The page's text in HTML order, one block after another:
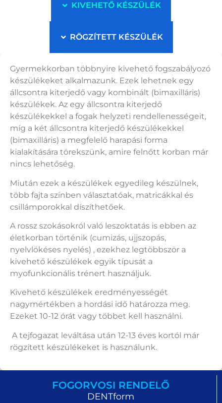
KIVEHETŐ KÉSZÜLÉK
RÖGZÍTETT KÉSZÜLÉK
Gyermekkorban többnyire kivehető fogszabályozó
készülékeket alkalmazunk. Ezek lehetnek egy
állcsontra kiterjedő vagy kombinált (bimaxilláris)
készülékek. Az egy állcsontra kiterjedő
készülékekkel a fogak helyzeti rendellenességeit,
míg a két állcsontra kiterjedő készülékekkel
(bimaxilláris) a megfelelő harapási forma
kialakítására törekszünk, amire felnőtt korban már
nincs lehetőség.
Miután ezek a készülékek egyedileg készülnek,
több fajta színben választatóak, matricákkal és
csillámporokkal díszíthetőek.
A rossz szokásokról való leszoktatás is ebben az
életkorban történik (cumizás, ujjszopás,
nyelvlökéses nyelés) , ezekhez legtöbbször a
kivehető készülékek egyik típusát a
myofunkcionális trénert használjuk.
Kivehető készülékek eredményességét
nagymértékben a hordási idő határozza meg.
Ezeket 10-12 órát vagy többet kell használni.
A tejfogazat leváltása után 12-13 éves kortól már
rögzített készülékeket is használunk.
FOGORVOSI RENDELŐ
DENTform